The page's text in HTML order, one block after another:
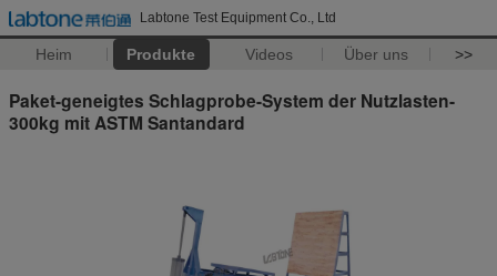
Labtone Test Equipment Co., Ltd
Heim Produkte Videos Über uns >>
Paket-geneigtes Schlagprobe-System der Nutzlasten-
300kg mit ASTM Santandard